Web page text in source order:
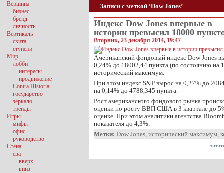
Записи с меткой ‘Dow Jones’
Индекс Dow Jones впервые в
истории превысил 18000
Вторник, 23 декабря 2014, 19:47
Американский фондовый индекс Dow Jones
0,24% до 18002,44 пункта (по состоянию на
исторический максимум.
При этом индекс S&P вырос на 0,27% до
на 0,14% до 4788,345 пункта.
Рост американского фондового рынка
оценки по росту ВВП США в 3 квартале до
оценке. При этом аналитики агентства
показателя до 4,3%.
Метки: Dow Jones, исторический максимум,
Вершина
бизнес
бренд
личность
Вертикаль
свита
ступени
Мир
лобби
интересы
продвижение
Contra Historia
государство
зеркало
тренды
Игры
мифы
офис
руководство
Стена
ева
вверх
вниз